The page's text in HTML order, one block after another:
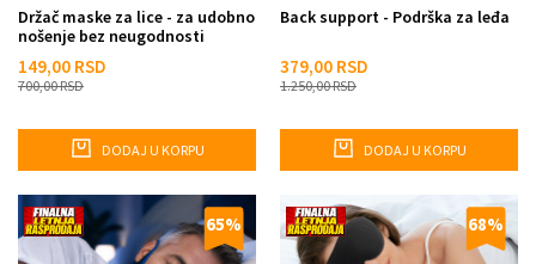
Držač maske za lice - za udobno
nošenje bez neugodnosti
149,00 RSD
700,00RSD
DODAJ U KORPU
Back support - Podrška za leđa
379,00 RSD
1.250,00RSD
DODAJ U KORPU
65% 68%